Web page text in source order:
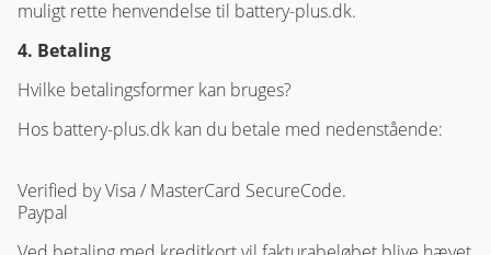
muligt rette henvendelse til battery-plus.dk.
4. Betaling
Hvilke betalingsformer kan bruges?
Hos battery-plus.dk kan du betale med nedenstående:
Verified by Visa / MasterCard SecureCode.
Paypal